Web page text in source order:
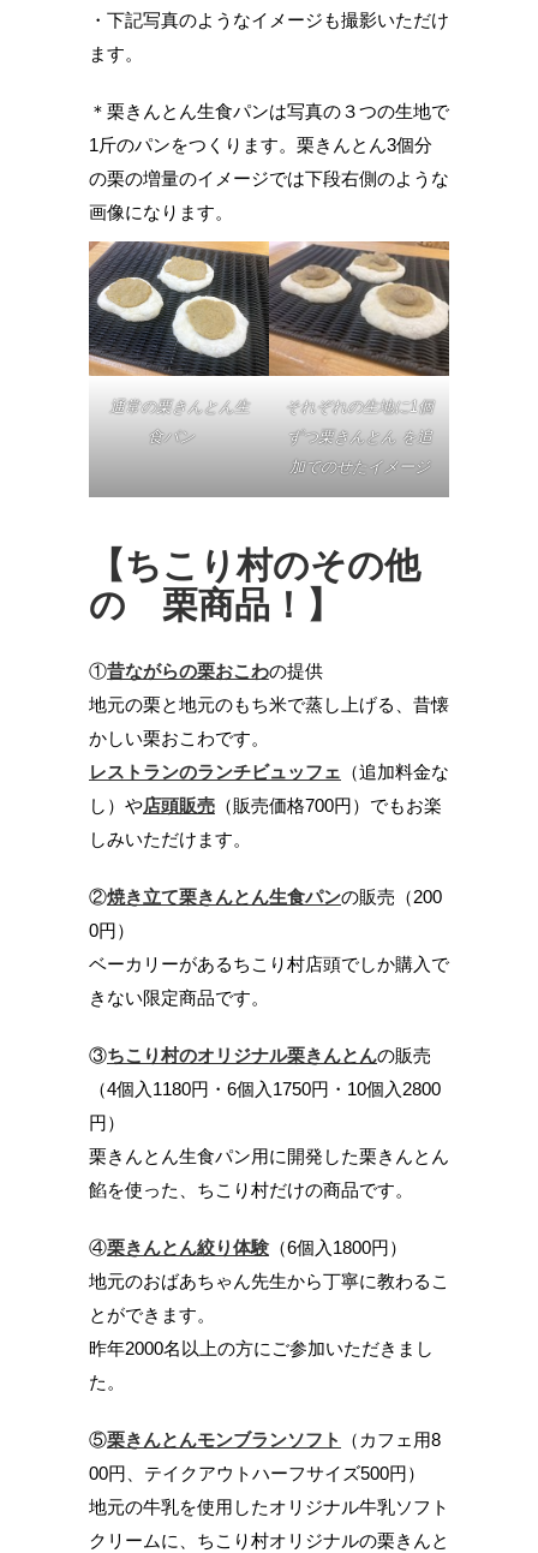
・下記写真のようなイメージも撮影いただけ
ます。
＊栗きんとん生食パンは写真の３つの生地で
1斤のパンをつくります。栗きんとん3個分
の栗の増量のイメージでは下段右側のような
画像になります。
通常の栗きんとん生
食パン
それぞれの生地に1個
ずつ栗きんとん を追
加でのせたイメージ
【ちこり村のその他
の 栗商品！】
①昔ながらの栗おこわの提供
地元の栗と地元のもち米で蒸し上げる、昔懐
かしい栗おこわです。
レストランのランチビュッフェ （追加料金な
し）や店頭販売 （販売価格700円）でもお楽
しみいただけます。
②焼き立て栗きんとん生食パンの販売（200
0円）
ベーカリーがあるちこり村店頭でしか購入で
きない限定商品です。
③ちこり村のオリジナル栗きんとんの販売
（4個入1180円・6個入1750円・10個入2800
円）
栗きんとん生食パン用に開発した栗きんとん
餡を使った、ちこり村だけの商品です。
④栗きんとん絞り体験 （6個入1800円）
地元のおばあちゃん先生から丁寧に教わるこ
とができます。
昨年2000名以上の方にご参加いただきまし
た。
⑤栗きんとんモンブランソフト
（カフェ用8
00円、テイクアウトハーフサイズ500円）
地元の牛乳を使用したオリジナル牛乳ソフト
クリームに、ちこり村オリジナルの栗きんと